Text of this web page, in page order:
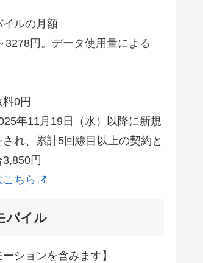
イルの月額
3278円。データ使用量による
0円
年11月19日（水）以降に新規
され、累計5回線目以上の契約と
円
ちら
バイル
ーションを含みます】